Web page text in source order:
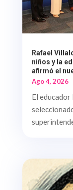
Rafael
niños y la
afirmó el
Ago 4, 2026
El